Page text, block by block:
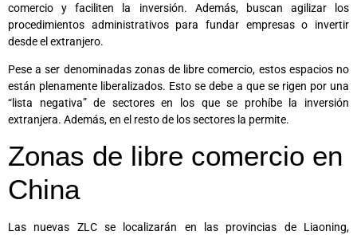
comercio y faciliten la inversión. Además, buscan agilizar los
procedimientos administrativos para fundar empresas o invertir
desde el extranjero.
Pese a ser denominadas zonas de libre comercio, estos espacios no
están plenamente liberalizados. Esto se debe a que se rigen por una
“lista negativa” de sectores en los que se prohíbe la inversión
extranjera. Además, en el resto de los sectores la permite.
Zonas de libre comercio en
China
Las nuevas ZLC se localizarán en las provincias de Liaoning,